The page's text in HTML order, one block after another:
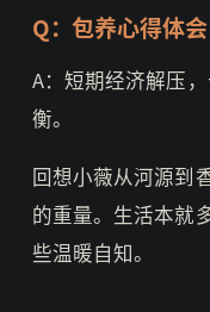
Q：包养心得体会
A：短期经济解压
衡。
回想小薇从河源到
的重量。生活本就
些温暖自知。